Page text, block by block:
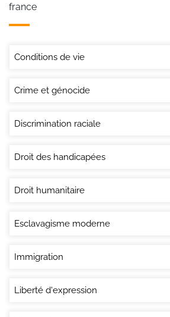
france
Conditions de vie
Crime et génocide
Discrimination raciale
Droit des handicapées
Droit humanitaire
Esclavagisme moderne
Immigration
Liberté d'expression